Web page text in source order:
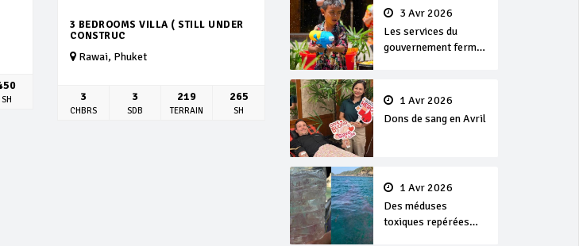
3 Avr 2026
Les services du
gouvernement fermés
Songkran
1 Avr 2026
Dons de sang en Avril
1 Avr 2026
Des méduses
toxiques repérées
SH
3 BEDROOMS VILLA ( STILL UNDER
CONSTRUC
Rawai, Phuket
3
CHBRS
3
SDB
219
TERRAIN
265
SH